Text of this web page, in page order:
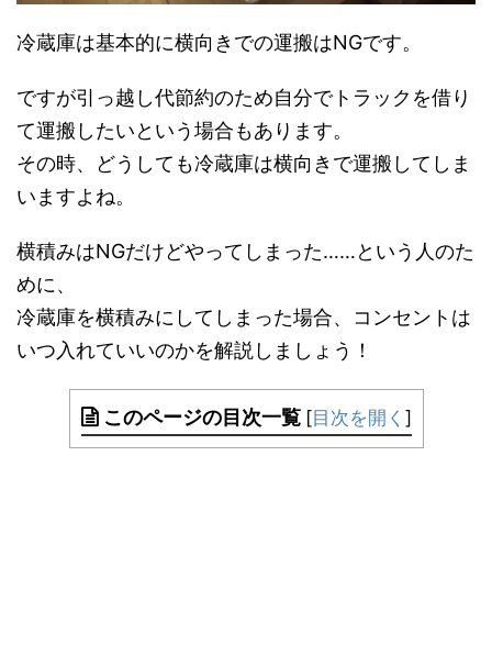
冷蔵庫は基本的に横向きでの運搬はNGです。
ですが引っ越し代節約のため自分でトラックを借り
て運搬したいという場合もあります。
その時、どうしても冷蔵庫は横向きで運搬してしま
いますよね。
横積みはNGだけどやってしまった……という人のた
めに、
冷蔵庫を横積みにしてしまった場合、コンセントは
いつ入れていいのかを解説しましょう！
このページの目次一覧 [目次を開く ]